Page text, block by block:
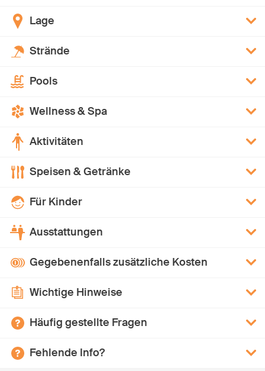
Lage
Strände
Pools
Wellness & Spa
Aktivitäten
Speisen & Getränke
Für Kinder
Ausstattungen
Gegebenenfalls zusätzliche Kosten
Wichtige Hinweise
Häufig gestellte Fragen
Fehlende Info?